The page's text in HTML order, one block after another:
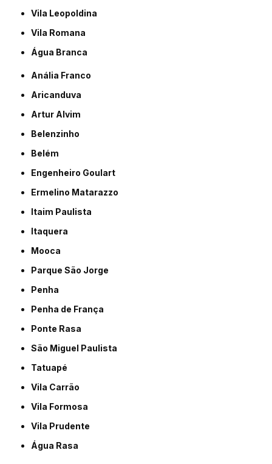
Vila Leopoldina
Vila Romana
Água Branca
Anália Franco
Aricanduva
Artur Alvim
Belenzinho
Belém
Engenheiro Goulart
Ermelino Matarazzo
Itaim Paulista
Itaquera
Mooca
Parque São Jorge
Penha
Penha de França
Ponte Rasa
São Miguel Paulista
Tatuapé
Vila Carrão
Vila Formosa
Vila Prudente
Água Rasa